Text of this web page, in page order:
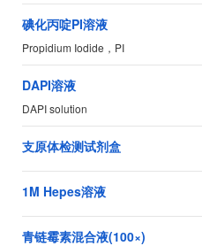
碘化丙啶PI溶液
Propidium Iodide，PI
DAPI溶液
DAPI solution
支原体检测试剂盒
1M Hepes溶液
青链霉素混合液(100×)